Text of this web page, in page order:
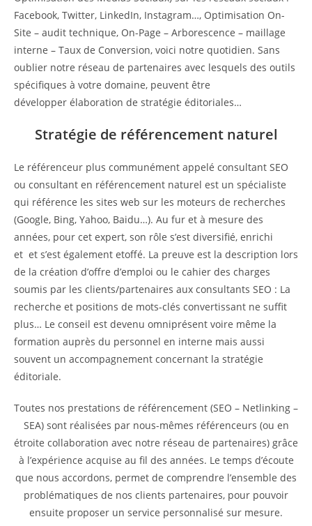
Facebook, Twitter, LinkedIn, Instagram…, Optimisation On-
Site – audit technique, On-Page – Arborescence – maillage
interne – Taux de Conversion, voici notre quotidien. Sans
oublier notre réseau de partenaires avec lesquels des outils
spécifiques à votre domaine, peuvent être
développer élaboration de stratégie éditoriales…
Stratégie de référencement naturel
Le référenceur plus communément appelé consultant SEO
ou consultant en référencement naturel est un spécialiste
qui référence les sites web sur les moteurs de recherches
(Google, Bing, Yahoo, Baidu…). Au fur et à mesure des
années, pour cet expert, son rôle s’est diversifié, enrichi
et et s’est également etoffé. La preuve est la description lors
de la création d’offre d’emploi ou le cahier des charges
soumis par les clients/partenaires aux consultants SEO : La
recherche et positions de mots-clés convertissant ne suffit
plus… Le conseil est devenu omniprésent voire même la
formation auprès du personnel en interne mais aussi
souvent un accompagnement concernant la stratégie
éditoriale.
Toutes nos prestations de référencement (SEO – Netlinking –
SEA) sont réalisées par nous-mêmes référenceurs (ou en
étroite collaboration avec notre réseau de partenaires) grâce
à l’expérience acquise au fil des années. Le temps d’écoute
que nous accordons, permet de comprendre l’ensemble des
problématiques de nos clients partenaires, pour pouvoir
ensuite proposer un service personnalisé sur mesure.